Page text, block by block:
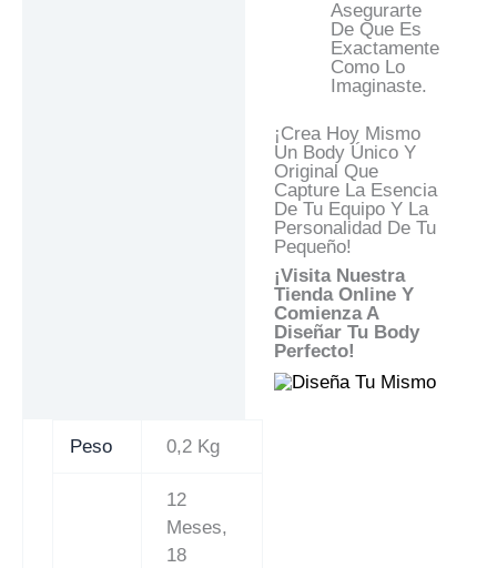
Asegurarte
De Que Es
Exactamente
Como Lo
Imaginaste.
¡Crea Hoy Mismo
Un Body Único Y
Original Que
Capture La Esencia
De Tu Equipo Y La
Personalidad De Tu
Pequeño!
¡Visita Nuestra
Tienda Online Y
Comienza A
Diseñar Tu Body
Perfecto!
Peso 0,2 Kg
12
Meses,
18